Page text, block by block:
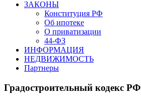
ЗАКОНЫ
Конституция РФ
Об ипотеке
О приватизации
44-ФЗ
ИНФОРМАЦИЯ
НЕДВИЖИМОСТЬ
Партнеры
Градостроительный кодекс РФ